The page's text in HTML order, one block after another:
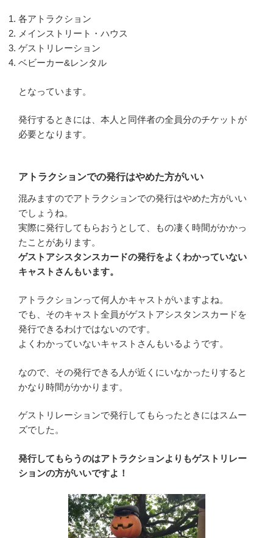
各アトラクション
メインストリート・ハウス
ゲストリレーション
ベビーカー&レンタル
となっています。
発行するときには、本人と同伴者の全員分のチケットが
必要となります。
アトラクションでの発行はやめた方がいい
混みますのでアトラクションでの発行はやめた方がいい
でしょうね。
実際に発行してもらおうとして、もの凄く時間がかかっ
たことがあります。
ゲストアシスタンスカードの発行をよくわかっていない
キャストさんもいます。
アトラクションって何人かキャストがいますよね。
でも、そのキャスト全員がゲストアシスタンスカードを
発行できるわけではないのです。
よくわかっていないキャストさんもいるようです。
なので、その発行できる人が近くにいなかったりすると
かなり時間がかかります。
ゲストリレーションで発行してもらったときにはスムー
ズでした。
発行してもらうのはアトラクションよりもゲストリレー
ションの方がいいですよ！